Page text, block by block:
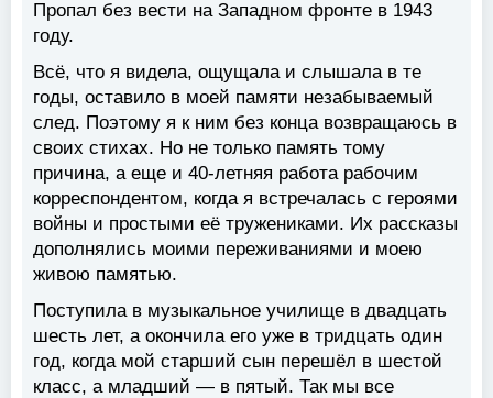
Пропал без вести на Западном фронте в 1943
году.
Всё, что я видела, ощущала и слышала в те
годы, оставило в моей памяти незабываемый
след. Поэтому я к ним без конца возвращаюсь в
своих стихах. Но не только память тому
причина, а еще и 40-летняя работа рабочим
корреспондентом, когда я встречалась с героями
войны и простыми её тружениками. Их рассказы
дополнялись моими переживаниями и моею
живою памятью.
Поступила в музыкальное училище в двадцать
шесть лет, а окончила его уже в тридцать один
год, когда мой старший сын перешёл в шестой
класс, а младший — в пятый. Так мы все